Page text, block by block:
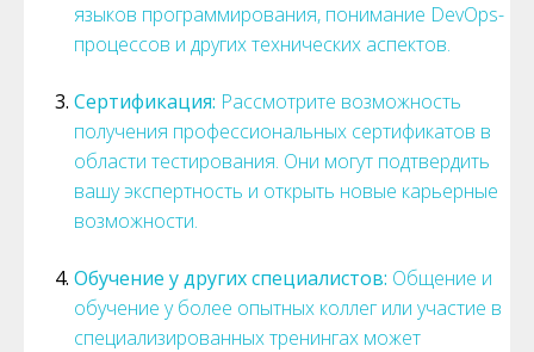
языков программирования, понимание DevOps-
процессов и других технических аспектов.
Сертификация: Рассмотрите возможность
получения профессиональных сертификатов в
области тестирования. Они могут подтвердить
вашу экспертность и открыть новые карьерные
возможности.
Обучение у других специалистов: Общение и
обучение у более опытных коллег или участие в
специализированных тренингах может